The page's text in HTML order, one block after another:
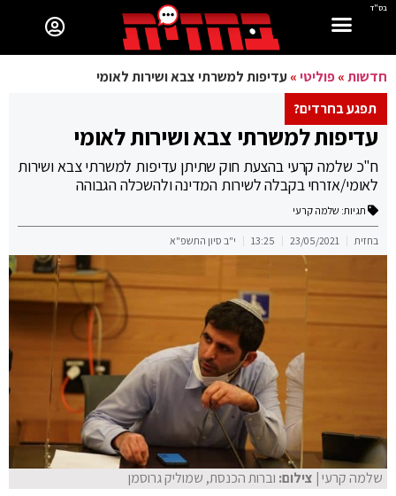
בס"ד
חדשות»פוליטי»עדיפות למשרתי צבא ושירות לאומי
תפגע בחרדים?
עדיפות למשרתי צבא ושירות לאומי
ח"כ שלמה קרעי בהצעת חוק שתיתן עדיפות למשרתי צבא ושירות
לאומי/אזרחי בקבלה לשירות המדינה ולהשכלה הגבוהה
תגיות: שלמה קרעי
בחזית 23/05/2021
13:25 י"ב סיון התשפ"א
שלמה קרעי| צילום: וברות הכנסת, שמוליק גרוסמן